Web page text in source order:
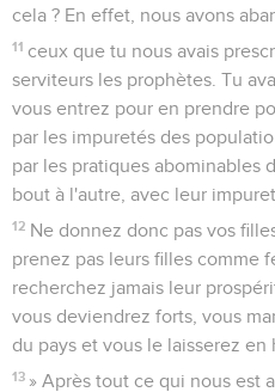
cela ? En effet, nous avons
11 ceux que tu nous avais
serviteurs les prophètes. Tu
vous entrez pour en prendre
par les impuretés des
par les pratiques abominables
bout à l'autre, avec leur
12 Ne donnez donc pas vos
prenez pas leurs filles comme
recherchez jamais leur
vous deviendrez forts, vous
du pays et vous le laisserez en
13 » Après tout ce qui nous est